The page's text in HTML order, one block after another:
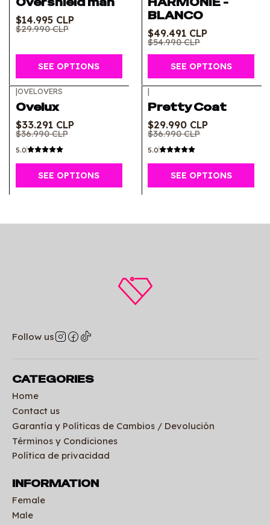
$14.995 CLP
$29.990 CLP
SEE OPTIONS
BLANCO
$49.491 CLP
$54.990 CLP
SEE OPTIONS
|OVELOVERS
Ovelux
$33.291 CLP
$36.990 CLP
5.0
SEE OPTIONS
|
Pretty Coat
$29.990 CLP
$36.990 CLP
5.0
SEE OPTIONS
Follow us
CATEGORIES
Home
Contact us
Garantía y Políticas de Cambios / Devolución
Términos y Condiciones
Política de privacidad
INFORMATION
Female
Male